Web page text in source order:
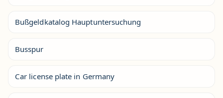
Bußgeldkatalog Hauptuntersuchung
Busspur
Car license plate in Germany